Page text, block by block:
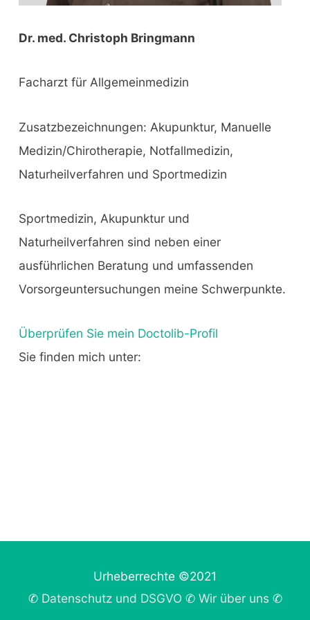
Dr. med. Christoph Bringmann
Facharzt für Allgemeinmedizin
Zusatzbezeichnungen: Akupunktur, Manuelle
Medizin/Chirotherapie, Notfallmedizin,
Naturheilverfahren und Sportmedizin
Sportmedizin, Akupunktur und
Naturheilverfahren sind neben einer
ausführlichen Beratung und umfassenden
Vorsorgeuntersuchungen meine Schwerpunkte.
Überprüfen Sie mein Doctolib-Profil
Sie finden mich unter:
Urheberrechte ©2021
✆ Datenschutz und DSGVO ✆ Wir über uns✆